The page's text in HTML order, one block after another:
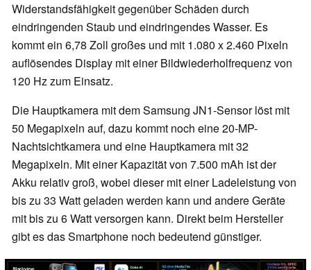
Widerstandsfähigkeit gegenüber Schäden durch
eindringenden Staub und eindringendes Wasser. Es
kommt ein 6,78 Zoll großes und mit 1.080 x 2.460 Pixeln
auflösendes Display mit einer Bildwiederholfrequenz von
120 Hz zum Einsatz.
Die Hauptkamera mit dem Samsung JN1-Sensor löst mit
50 Megapixeln auf, dazu kommt noch eine 20-MP-
Nachtsichtkamera und eine Hauptkamera mit 32
Megapixeln. Mit einer Kapazität von 7.500 mAh ist der
Akku relativ groß, wobei dieser mit einer Ladeleistung von
bis zu 33 Watt geladen werden kann und andere Geräte
mit bis zu 6 Watt versorgen kann. Direkt beim Hersteller
gibt es das Smartphone noch bedeutend günstiger.